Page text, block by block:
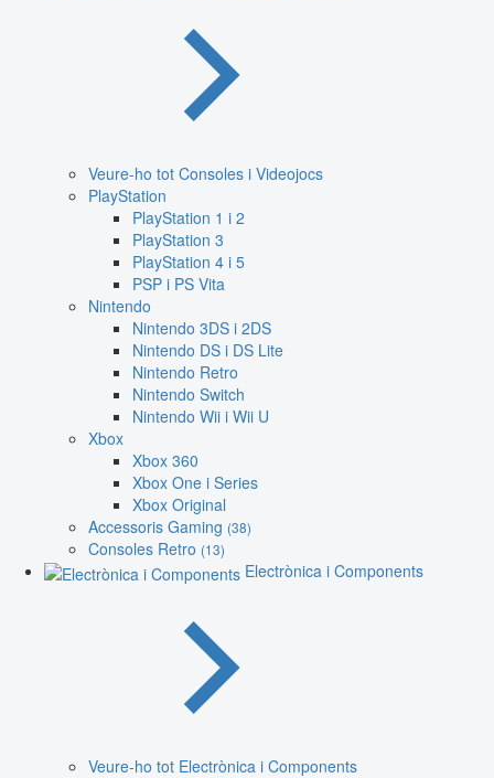
Veure-ho tot Consoles i Videojocs
PlayStation
PlayStation 1 i 2
PlayStation 3
PlayStation 4 i 5
PSP i PS Vita
Nintendo
Nintendo 3DS i 2DS
Nintendo DS i DS Lite
Nintendo Retro
Nintendo Switch
Nintendo Wii i Wii U
Xbox
Xbox 360
Xbox One i Series
Xbox Original
Accessoris Gaming (38)
Consoles Retro (13)
Electrònica i Components
Veure-ho tot Electrònica i Components